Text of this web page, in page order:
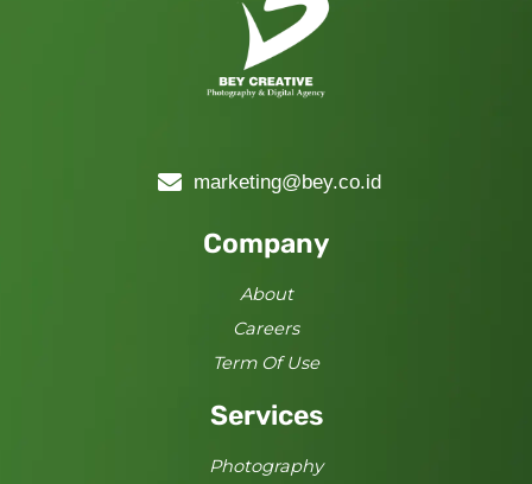
marketing@bey.co.id
Company
About
Careers
Term Of Use
Services
Photography